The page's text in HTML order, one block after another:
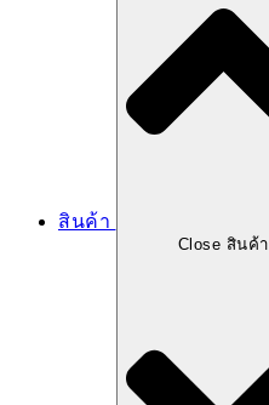
สินค้า
Close สินค้า